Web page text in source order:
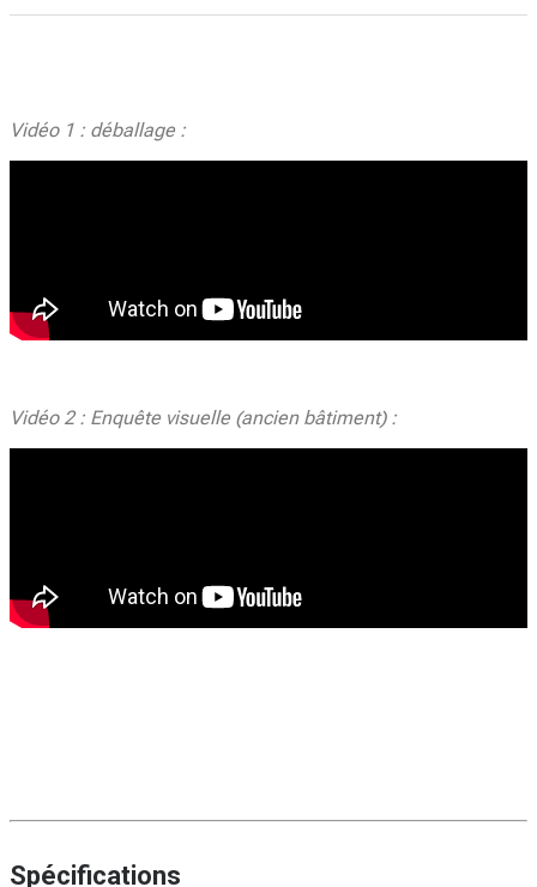
Vidéo 1 : déballage :
Vidéo 2 : Enquête visuelle (ancien bâtiment) :
Spécifications